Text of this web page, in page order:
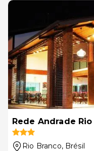
Rede Andrade
Rio Branco, Brésil